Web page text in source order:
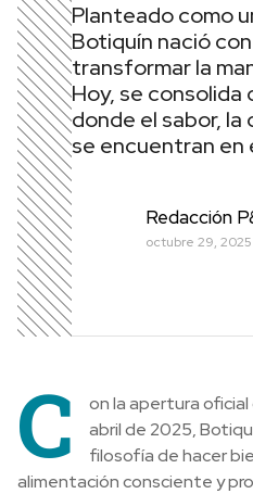
Planteado como
Botiquín nació
transformar la
Hoy, se consolida
donde el sabor, la
se encuentran en
Redacción
octubre 29, 2025
C
on la apertura
abril de 2025,
filosofía de hacer
alimentación consciente y